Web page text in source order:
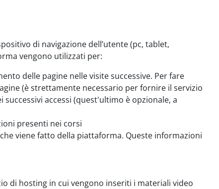
di navigazione dell’utente (pc, tablet,
vengono utilizzati per:
delle pagine nelle visite successive. Per fare
(è strettamente necessario per fornire il servizio
accessi (quest'ultimo è opzionale, a
presenti nei corsi
viene fatto della piattaforma. Queste informazioni
di hosting in cui vengono inseriti i materiali video